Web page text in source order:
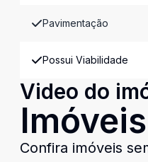
Pavimentação
Possui Viabilidade
Video do
Confira imóveis